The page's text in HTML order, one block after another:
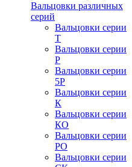
Вальцовки различных
серий
Вальцовки серии
Т
Вальцовки серии
Р
Вальцовки серии
5Р
Вальцовки серии
К
Вальцовки серии
КО
Вальцовки серии
РО
Вальцовки серии